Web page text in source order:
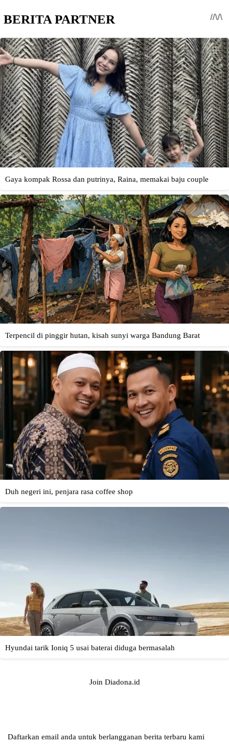
Join Diadona.id
Daftarkan email anda untuk berlangganan berita terbaru kami